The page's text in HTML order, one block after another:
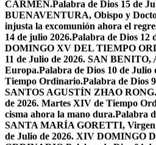
CARMEN.Palabra de Dios 15 de
BUENAVENTURA, Obispo y
injusta la excomunión ahora el
14 de julio 2026.Palabra de Dios 12
DOMINGO XV DEL TIEMPO
11 de Julio de 2026. SAN BENITO,
Europa.Palabra de Dios 10 de Julio
Tiempo Ordinario.Palabra de Dios
SANTOS AGUSTÍN ZHAO RONG.
de 2026. Martes XIV de Tiempo
cisma ahora la mano dura.Palabra
SANTA MARÍA GORETTI,
de Julio de 2026. XIV DOMINGO